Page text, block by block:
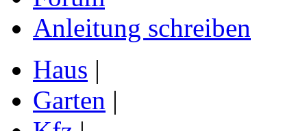
Anleitung schreiben
Haus |
Garten |